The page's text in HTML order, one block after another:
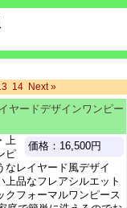
14 Next »
ヤードデザインワンピー
価格：16,500円
上
ピ
なレイヤード風デザイ
上品なフレアシルエット
クフォーマルワンピース